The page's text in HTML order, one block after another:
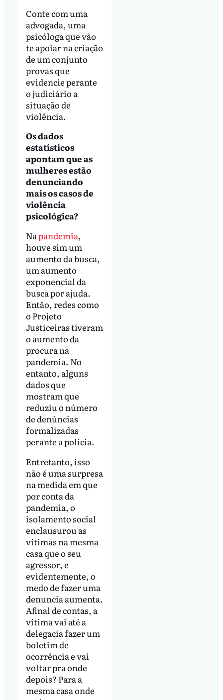
Conte com uma
advogada, uma
psicóloga que vão
te apoiar na criação
de um conjunto
provas que
evidencie perante
o judiciário a
situação de
violência.
Os dados
estatísticos
apontam que as
mulheres estão
denunciando
mais os casos de
violência
psicológica?
Napandemia,
houve sim um
aumento da busca,
um aumento
exponencial da
busca por ajuda.
Então, redes como
o Projeto
Justiceiras tiveram
o aumento da
procura na
pandemia. No
entanto, alguns
dados que
mostram que
reduziu o número
de denúncias
formalizadas
perante a polícia.
Entretanto, isso
não é uma surpresa
na medida em que
por conta da
pandemia, o
isolamento social
enclausurou as
vítimas na mesma
casa que o seu
agressor, e
evidentemente, o
medo de fazer uma
denuncia aumenta.
Afinal de contas, a
vítima vai até a
delegacia fazer um
boletim de
ocorrência e vai
voltar pra onde
depois? Para a
mesma casa onde